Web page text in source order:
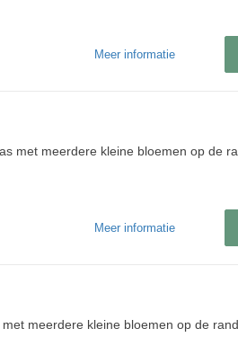
Meer informatie
met meerdere kleine bloemen op de
Meer informatie
meerdere kleine bloemen op de